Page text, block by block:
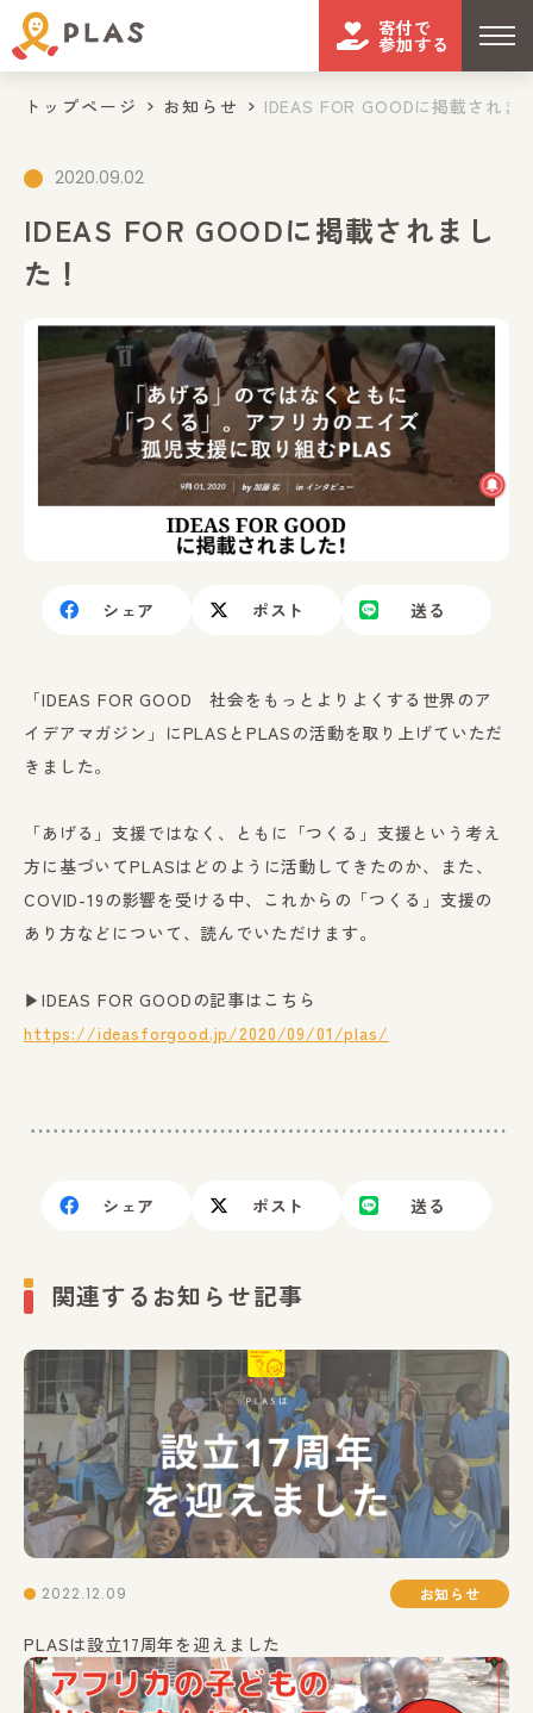
寄付で
参加する
トップページ お知らせ IDEAS FOR GOODに掲載されま
2020.09.02
IDEAS FOR GOODに掲載されまし
た！
シェア ポスト 送る
「IDEAS FOR GOOD 社会をもっとよりよくする世界のア
イデアマガジン」にPLASとPLASの活動を取り上げていただ
きました。
「あげる」支援ではなく、ともに「つくる」支援という考え
方に基づいてPLASはどのように活動してきたのか、また、
COVID-19の影響を受ける中、これからの「つくる」支援の
あり方などについて、読んでいただけます。
▶︎IDEAS FOR GOODの記事はこちら
https://ideasforgood.jp/2020/09/01/plas/
シェア ポスト 送る
関連するお知らせ記事
2022.12.09 お知らせ
PLASは設立17周年を迎えました